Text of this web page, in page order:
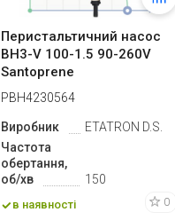
Перистальтичний насос
BH3-V 100-1.5 90-260V
Santoprene
PBH4230564
Виробник
ETATRON D.S.
Частота
обертання,
об/хв
150
в наявності 0